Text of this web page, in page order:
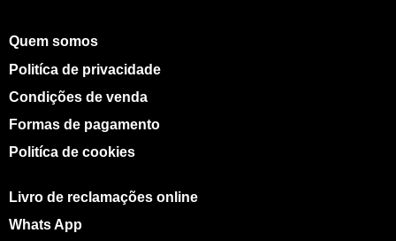
Quem somos
Politíca de privacidade
Condições de venda
Formas de pagamento
Politíca de cookies
Livro de reclamações online
Whats App